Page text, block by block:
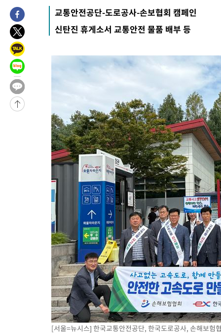
-18819초 전 >
[속보]美, 폴리실리콘 수입 규제…파생제품 15% 관세, 120일
발효
-16970초 전 >
[속보]트럼프, 美 원정출산 금지 행정명령 서명
-14670초 전 >
[속보] 뉴욕증시, 일제 하락 마감…나스닥 0.06%↓
-32334초 전 >
-31584초 전 >
[속보]'300억원대 사기 혐의' 차가원 대표 구속 송치
-30778초 전 >
"미 전국적 살모네라 식중독 원인은 멕시코산 할라피뇨"--
-29291초 전 >
[속보]경찰·노동부, HL만도 평택사업장 끼임 사망 관련 압수
-29172초 전 >
[속보]합수본, '투표율 허위 입력' 중앙·서울·경기도 선관위
압수수색
[속보]원·달러 환율, 오전 9시 1423.8원
[속보]삼성전자·SK하이닉스 동반 강보합…1%대 상승 출발
[속보]코스닥, 5.95포인트(0.74%) 상승한 807.62개장
[속보]코스피, 6300선 재탈환…1.09% 오른 6365.07 개장
시리아 다마스쿠스 교외에서 미니버스 폭발.. 14명 부상, 3명
입추에도 극한더위…서울 낮 39도 '폭염중대경보'
이란, 호르무즈서 "적국 목표물들"과 대치로 남부 케슘섬에서
[속보]美, 폴리실리콘 수입 규제…파생제품 15% 관세, 120일
[속보]트럼프, 美 원정출산 금지 행정명령 서명
[속보] 뉴욕증시, 일제 하락 마감…나스닥 0.06%↓
교통안전공단-도로공사-손보협회 캠페인
신탄진 휴게소서 교통안전 물품 배부 등
[서울=뉴시스] 한국교통안전공단, 한국도로공사, 손해보